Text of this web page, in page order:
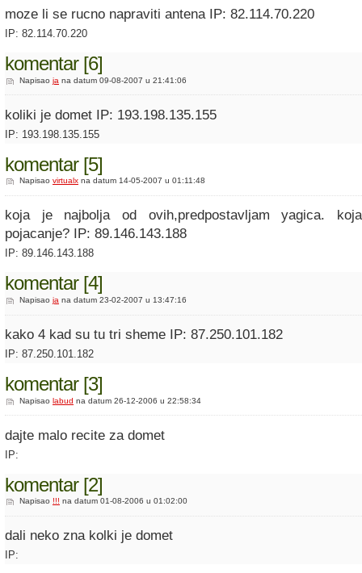
moze li se rucno napraviti antena IP: 82.114.70.220
IP: 82.114.70.220
komentar [6]
Napisao ja na datum 09-08-2007 u 21:41:06
koliki je domet IP: 193.198.135.155
IP: 193.198.135.155
komentar [5]
Napisao virtualx na datum 14-05-2007 u 01:11:48
koja je najbolja od ovih,predpostavljam yagica.
pojacanje? IP: 89.146.143.188
IP: 89.146.143.188
komentar [4]
Napisao ja na datum 23-02-2007 u 13:47:16
kako 4 kad su tu tri sheme IP: 87.250.101.182
IP: 87.250.101.182
komentar [3]
Napisao labud na datum 26-12-2006 u 22:58:34
dajte malo recite za domet
IP:
komentar [2]
Napisao !!! na datum 01-08-2006 u 01:02:00
dali neko zna kolki je domet
IP: